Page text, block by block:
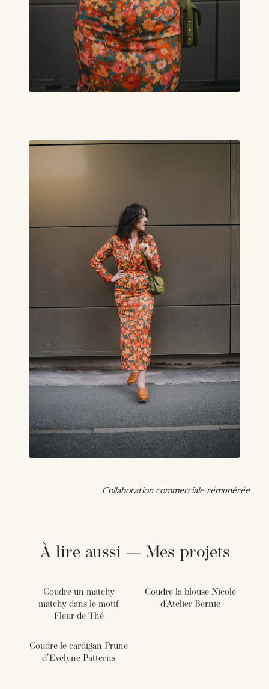
Collaboration commerciale rémunérée
À lire aussi — Mes projets
Coudre un matchy
matchy dans le motif
Fleur de Thé
Coudre la blouse Nicole
d'Atelier Bernie
Coudre le cardigan Prune
d'Evelyne Patterns